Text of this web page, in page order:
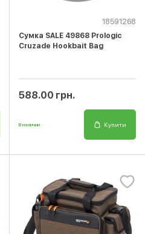
18591268
Сумка SALE 49868 Prologic
Cruzade Hookbait Bag
588.00 грн.
В наличии Купити